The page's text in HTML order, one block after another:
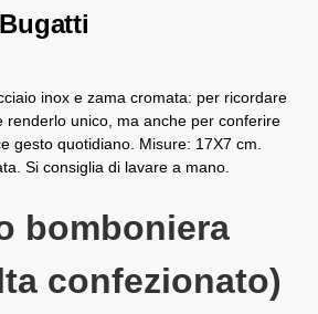
inox e zama cromata: per ricordare
renderlo unico, ma anche per conferire
gesto quotidiano. Misure: 17X7 cm.
Si consiglia di lavare a mano.
bomboniera
confezionato)